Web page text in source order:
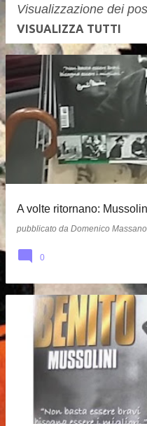
Visualizzazione dei
VISUALIZZA TUTTI
P
o
s
t
A volte ritornano:
pubblicato da Domenico Massano
0